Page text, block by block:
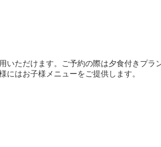
いただけます。ご予約の際は夕食付きプラ
にはお子様メニューをご提供します。